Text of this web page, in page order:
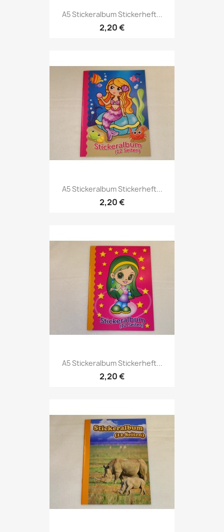
A5 Stickeralbum Stickerheft...
2,20 €
A5 Stickeralbum Stickerheft...
2,20 €
A5 Stickeralbum Stickerheft...
2,20 €